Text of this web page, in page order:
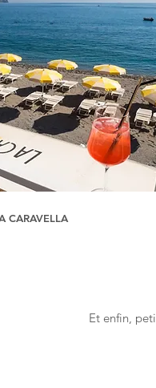
CARAVELLA
Et enfin,